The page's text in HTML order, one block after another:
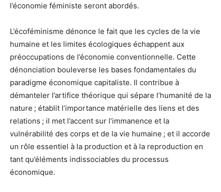
l’économie féministe seront abordés.
L’écoféminisme dénonce le fait que les cycles de la vie
humaine et les limites écologiques échappent aux
préoccupations de l’économie conventionnelle. Cette
dénonciation bouleverse les bases fondamentales du
paradigme économique capitaliste. Il contribue à
démanteler l’artifice théorique qui sépare l’humanité de la
nature ; établit l’importance matérielle des liens et des
relations ; il met l’accent sur l’immanence et la
vulnérabilité des corps et de la vie humaine ; et il accorde
un rôle essentiel à la production et à la reproduction en
tant qu’éléments indissociables du processus
économique.